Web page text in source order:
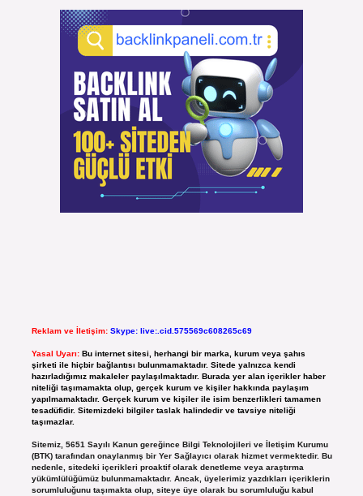
Reklam ve İletişim: Skype: live:.cid.575569c608265c69
Yasal Uyarı: Bu internet sitesi, herhangi bir marka, kurum veya şahıs
şirketi ile hiçbir bağlantısı bulunmamaktadır. Sitede yalnızca kendi
hazırladığımız makaleler paylaşılmaktadır. Burada yer alan içerikler haber
niteliği taşımamakta olup, gerçek kurum ve kişiler hakkında paylaşım
yapılmamaktadır. Gerçek kurum ve kişiler ile isim benzerlikleri tamamen
tesadüfidir. Sitemizdeki bilgiler taslak halindedir ve tavsiye niteliği
taşımazlar.
Sitemiz, 5651 Sayılı Kanun gereğince Bilgi Teknolojileri ve İletişim Kurumu
(BTK) tarafından onaylanmış bir Yer Sağlayıcı olarak hizmet vermektedir. Bu
nedenle, sitedeki içerikleri proaktif olarak denetleme veya araştırma
yükümlülüğümüz bulunmamaktadır. Ancak, üyelerimiz yazdıkları içeriklerin
sorumluluğunu taşımakta olup, siteye üye olarak bu sorumluluğu kabul